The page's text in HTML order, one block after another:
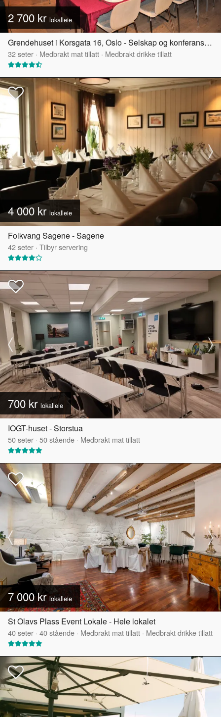
2 700 kr lokalleie
Grendehuset i Korsgata 16, Oslo - Selskap og konferanselokale
32seter · Medbrakt mat tillatt · Medbrakt drikke tillatt
4 000 kr lokalleie
Folkvang Sagene - Sagene
42seter · Tilbyr servering
700 kr lokalleie
IOGT-huset - Storstua
50seter · 50stående · Medbrakt mat tillatt
7 000 krlokalleie
St Olavs Plass Event Lokale - Hele lokalet
40seter · 40stående · Medbrakt mat tillatt · Medbrakt drikke tillatt